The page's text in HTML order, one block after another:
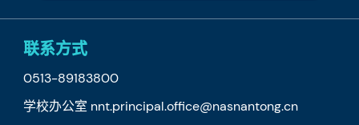
联系方式
0513-89183800
学校办公室 nnt.principal.office@nasnantong.cn